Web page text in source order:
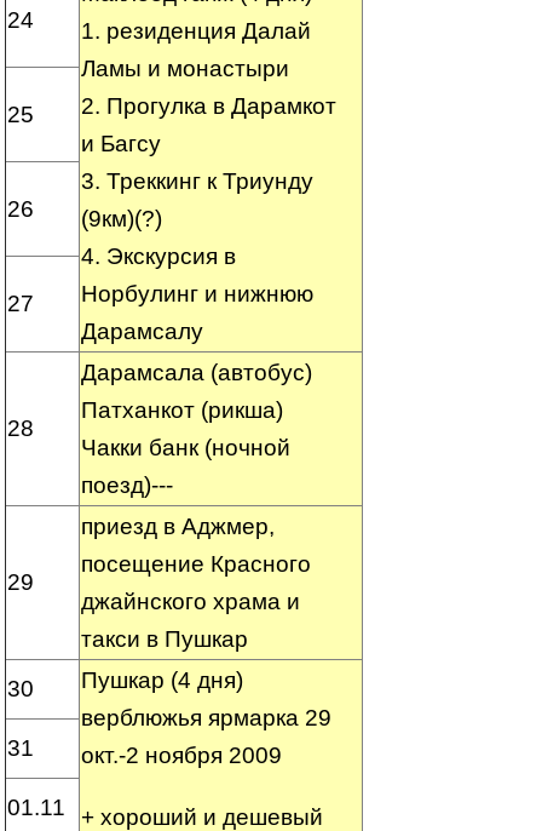
24
1. резиденция Далай
Ламы и монастыри
2. Прогулка в Дарамкот
и Багсу
3. Треккинг к Триунду
(9км)(?)
4. Экскурсия в
Норбулинг и нижнюю
Дарамсалу
25
26
27
28
Дарамсала (автобус)
Патханкот (рикша)
Чакки банк (ночной
поезд)---
29
приезд в Аджмер,
посещение Красного
джайнского храма и
такси в Пушкар
30
Пушкар (4 дня)
верблюжья ярмарка 29
окт.-2 ноября 2009
+ хороший и дешевый
31
01.11